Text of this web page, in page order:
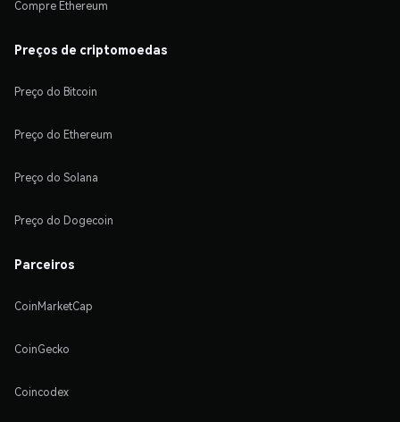
Compre Ethereum
Preços de criptomoedas
Preço do Bitcoin
Preço do Ethereum
Preço do Solana
Preço do Dogecoin
Parceiros
CoinMarketCap
CoinGecko
Coincodex